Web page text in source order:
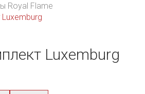
Royal Flame
Luxemburg